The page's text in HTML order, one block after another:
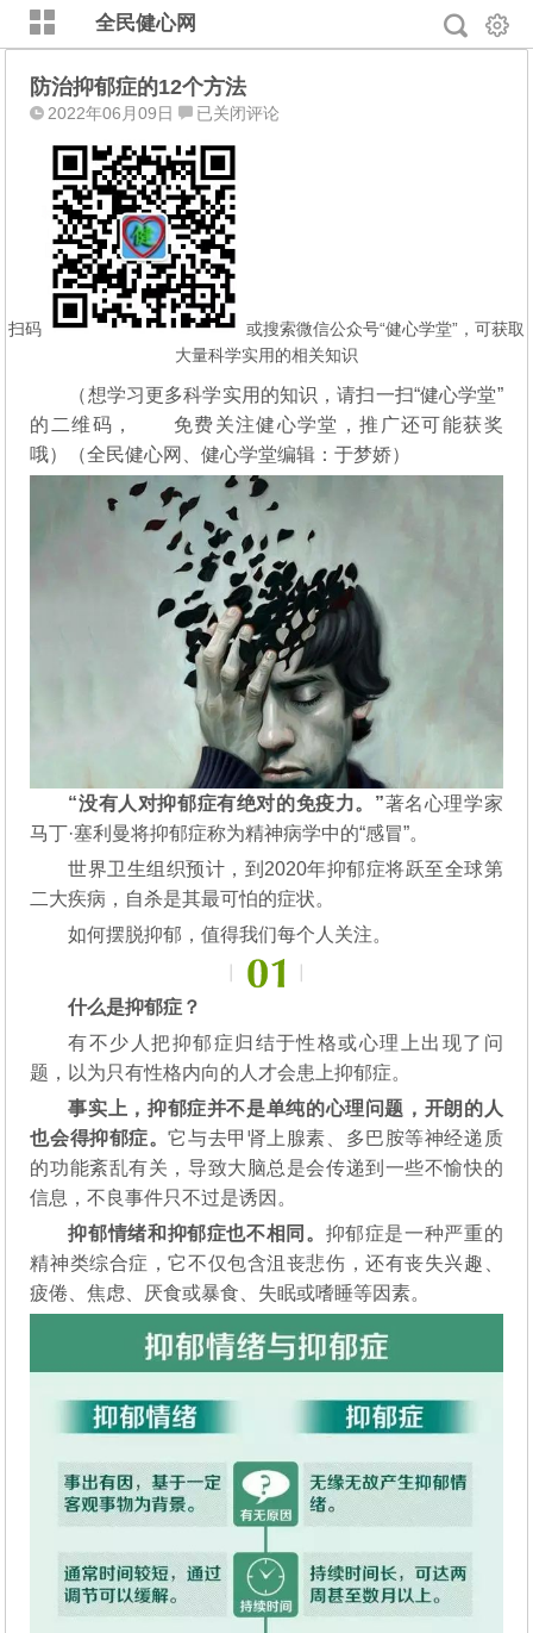
全民健心网
防治抑郁症的12个方法
2022年06月09日
防
抑
郁
症
的
12
个
方
法
已关闭评论
扫码
或搜索微信公众号“健心学堂”，可获取
大量科学实用的相关知识
（想学习更多科学实用的知识，请扫一扫“健心学堂”
的二维码，
免费关注健心学堂，推广还可能获奖
哦）（全民健心网、健心学堂编辑：于梦娇）
“没有人对抑郁症有绝对的免疫力。”著名心理学家
马丁·塞利曼将抑郁症称为精神病学中的“感冒”。
世界卫生组织预计，到2020年抑郁症将跃至全球第
二大疾病，自杀是其最可怕的症状。
如何摆脱抑郁，值得我们每个人关注。
什么是抑郁症？
有不少人把抑郁症归结于性格或心理上出现了问
题，以为只有性格内向的人才会患上抑郁症。
事实上，抑郁症并不是单纯的心理问题，开朗的人
也会得抑郁症。它与去甲肾上腺素、多巴胺等神经递质
的功能紊乱有关，导致大脑总是会传递到一些不愉快的
信息，不良事件只不过是诱因。
抑郁情绪和抑郁症也不相同。 抑郁症是一种严重的
精神类综合症，它不仅包含沮丧悲伤，还有丧失兴趣、
疲倦、焦虑、厌食或暴食、失眠或嗜睡等因素。